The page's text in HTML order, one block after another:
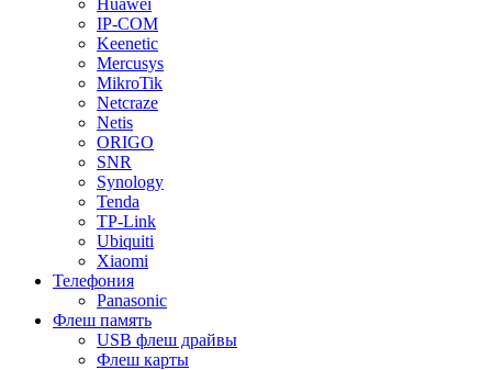
Huawei
IP-COM
Keenetic
Mercusys
MikroTik
Netcraze
Netis
ORIGO
SNR
Synology
Tenda
TP-Link
Ubiquiti
Xiaomi
Телефония
Panasonic
Флеш память
USB флеш драйвы
Флеш карты